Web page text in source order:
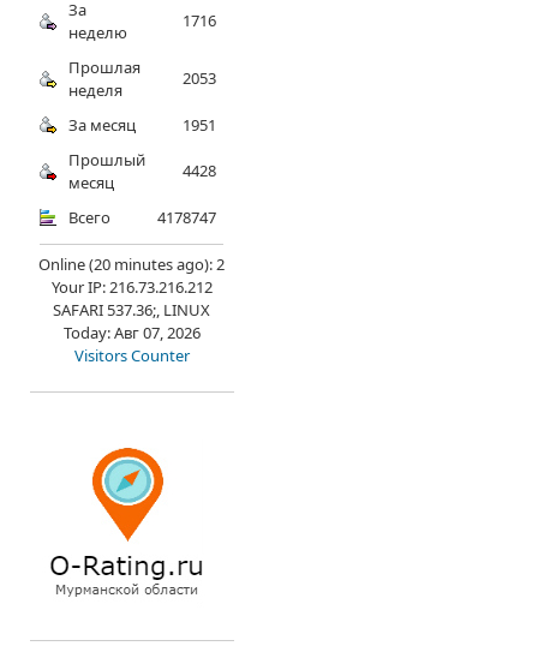
За
неделю
1716
Прошлая
неделя
2053
За месяц
1951
Прошлый
месяц
4428
Всего 4178747
Online (20 minutes ago): 2
Your IP: 216.73.216.212
SAFARI 537.36;, LINUX
Today: Авг 07, 2026
Visitors Counter